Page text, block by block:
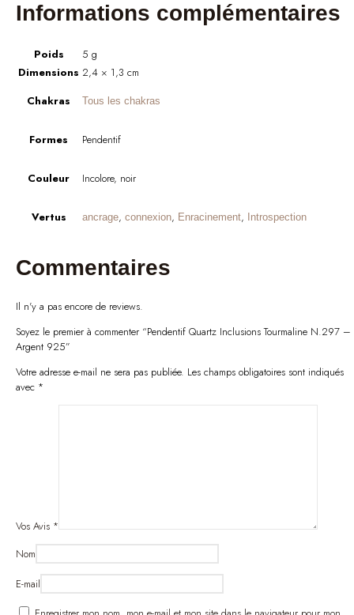
Informations complémentaires
Poids
5 g
Dimensions 2,4 × 1,3 cm
Chakras
Tous les chakras
Formes Pendentif
Couleur Incolore, noir
Vertus ancrage, connexion, Enracinement, Introspection
Commentaires
Il n'y a pas encore de reviews.
Soyez le premier à commenter “Pendentif Quartz Inclusions Tourmaline N.297 –
Argent 925”
Votre adresse e-mail ne sera pas publiée. Les champs obligatoires sont indiqués
avec *
Vos Avis *
Nom
E-mail